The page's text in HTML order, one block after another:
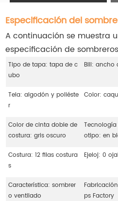
Especificación del
A continuación se muestra
especificación de
Tipo de tapa: tapa de c
ubo
Bill: ancho
Tela: algodón y poliéste
r
Color:
Color de cinta doble de
costura: gris oscuro
otipo: en
Costura: 12 filas costura
s
Ejeloj: 0
Característica: sombrer
o ventilado
ps Factory